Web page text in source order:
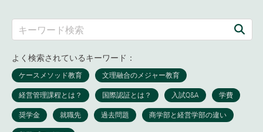
よく検索されているキーワード：